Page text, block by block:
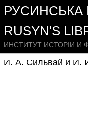
РУСИНСЬКА
RUSYN'S
ИНСТИТУТ ИСТОРІИ И
И. А. Сильвай и И.